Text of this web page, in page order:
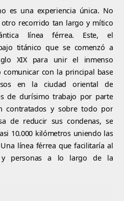
es una experiencia única. No
recorrido tan largo y mítico
línea férrea. Este, el
titánico que se comenzó a
XIX para unir el inmenso
con la principal base
en la ciudad oriental de
de durísimo trabajo por parte
contratados y sobre todo por
de reducir sus condenas, se
10.000 kilómetros uniendo las
línea férrea que facilitaría al
y personas a lo largo de la